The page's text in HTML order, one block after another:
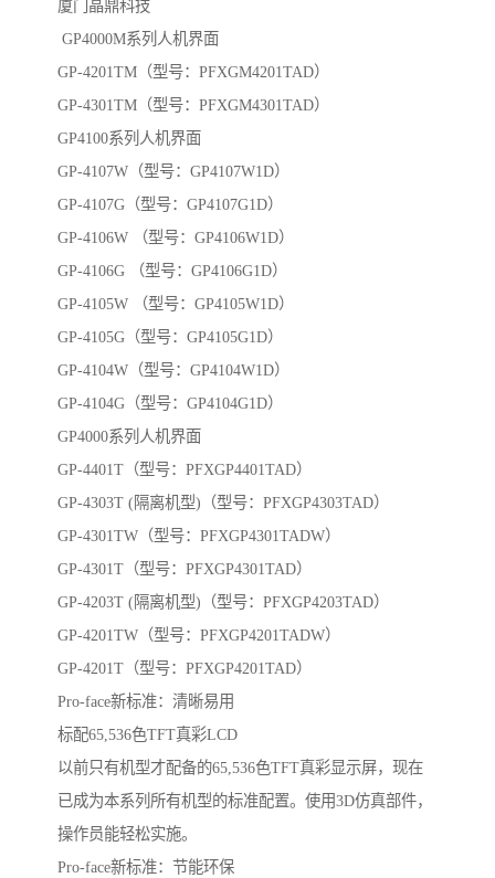
厦门晶鼎科技
GP4000M系列人机界面
GP-4201TM（型号：PFXGM4201TAD）
GP-4301TM（型号：PFXGM4301TAD）
GP4100系列人机界面
GP-4107W（型号：GP4107W1D）
GP-4107G（型号：GP4107G1D）
GP-4106W （型号：GP4106W1D）
GP-4106G （型号：GP4106G1D）
GP-4105W （型号：GP4105W1D）
GP-4105G（型号：GP4105G1D）
GP-4104W（型号：GP4104W1D）
GP-4104G（型号：GP4104G1D）
GP4000系列人机界面
GP-4401T（型号：PFXGP4401TAD）
GP-4303T (隔离机型)（型号：PFXGP4303TAD）
GP-4301TW（型号：PFXGP4301TADW）
GP-4301T（型号：PFXGP4301TAD）
GP-4203T (隔离机型)（型号：PFXGP4203TAD）
GP-4201TW（型号：PFXGP4201TADW）
GP-4201T（型号：PFXGP4201TAD）
Pro-face新标准：清晰易用
标配65,536色TFT真彩LCD
以前只有机型才配备的65,536色TFT真彩显示屏，现在
已成为本系列所有机型的标准配置。使用3D仿真部件，
操作员能轻松实施。
Pro-face新标准：节能环保